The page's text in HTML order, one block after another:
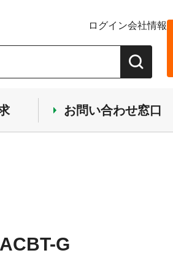
ログイン会社情報
お問い合わせ窓口
G